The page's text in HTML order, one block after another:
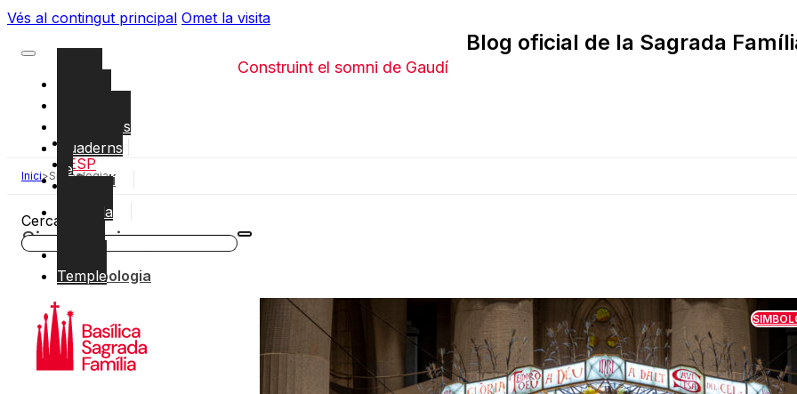
Vés al contingut principal Omet la visita
Entrevistes
Quaderns
de
Sagrada
Temple
Blog oficial de la Sagrada
Construint el somni de Gaudí
Català
ESP
Cercar
Obra
Gaudí
Local
Història
Simbologia
Inici>Simbologia
Simbologia